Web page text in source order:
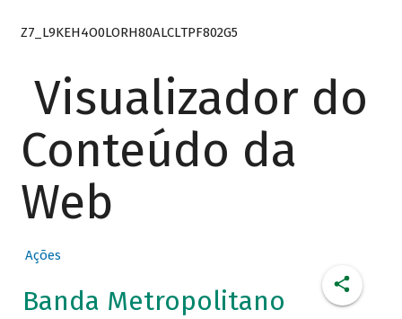
Z7_L9KEH4O0LORH80ALCLTPF802G5
Visualizador do
Conteúdo da
Web
Ações
Banda Metropolitano